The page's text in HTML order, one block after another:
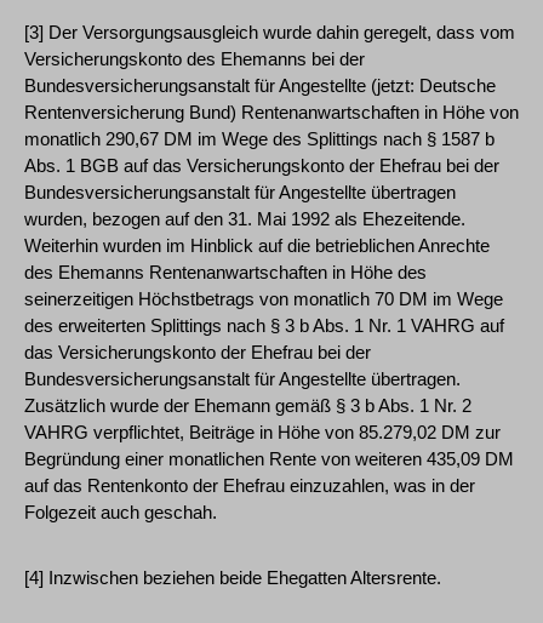
[3] Der Versorgungsausgleich wurde dahin geregelt, dass vom
Versicherungskonto des Ehemanns bei der
Bundesversicherungsanstalt für Angestellte (jetzt: Deutsche
Rentenversicherung Bund) Rentenanwartschaften in Höhe von
monatlich 290,67 DM im Wege des Splittings nach § 1587 b
Abs. 1 BGB auf das Versicherungskonto der Ehefrau bei der
Bundesversicherungsanstalt für Angestellte übertragen
wurden, bezogen auf den 31. Mai 1992 als Ehezeitende.
Weiterhin wurden im Hinblick auf die betrieblichen Anrechte
des Ehemanns Rentenanwartschaften in Höhe des
seinerzeitigen Höchstbetrags von monatlich 70 DM im Wege
des erweiterten Splittings nach § 3 b Abs. 1 Nr. 1 VAHRG auf
das Versicherungskonto der Ehefrau bei der
Bundesversicherungsanstalt für Angestellte übertragen.
Zusätzlich wurde der Ehemann gemäß § 3 b Abs. 1 Nr. 2
VAHRG verpflichtet, Beiträge in Höhe von 85.279,02 DM zur
Begründung einer monatlichen Rente von weiteren 435,09 DM
auf das Rentenkonto der Ehefrau einzuzahlen, was in der
Folgezeit auch geschah.
[4] Inzwischen beziehen beide Ehegatten Altersrente.